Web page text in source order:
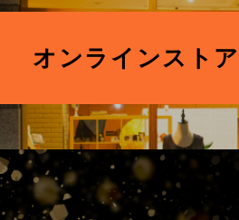
オンラインスト